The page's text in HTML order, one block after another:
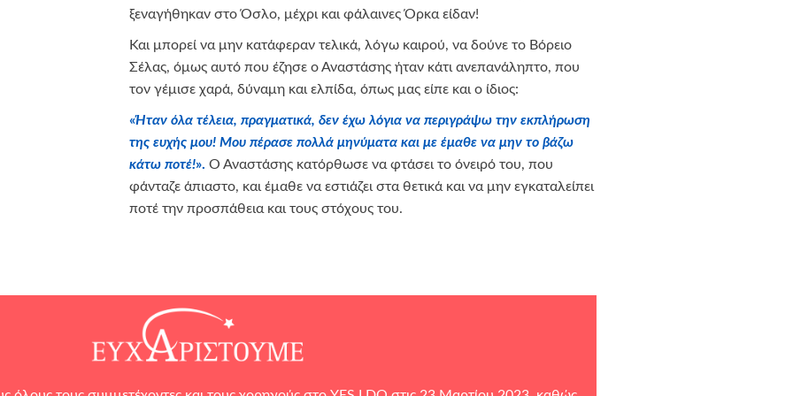
ξεναγήθηκαν στο Όσλο, μέχρι και φάλαινες Όρκα είδαν!
Και μπορεί να μην κατάφεραν τελικά, λόγω καιρού, να δούνε το Βόρειο
Σέλας, όμως αυτό που έζησε ο Αναστάσης ήταν κάτι ανεπανάληπτο, που
τον γέμισε χαρά, δύναμη και ελπίδα, όπως μας είπε και ο ίδιος:
«Ήταν όλα τέλεια, πραγματικά, δεν έχω λόγια να περιγράψω την εκπλήρωση
της ευχής μου! Μου πέρασε πολλά μηνύματα και με έμαθε να μην το βάζω
κάτω ποτέ!». Ο Αναστάσης κατόρθωσε να φτάσει το όνειρό του, που
φάνταζε άπιαστο, και έμαθε να εστιάζει στα θετικά και να μην εγκαταλείπει
ποτέ την προσπάθεια και τους στόχους του.